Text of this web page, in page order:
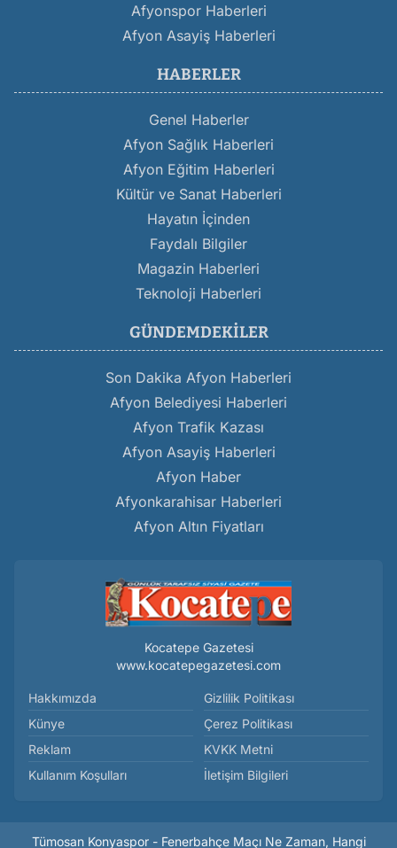
Afyonspor Haberleri
Afyon Asayiş Haberleri
HABERLER
Genel Haberler
Afyon Sağlık Haberleri
Afyon Eğitim Haberleri
Kültür ve Sanat Haberleri
Hayatın İçinden
Faydalı Bilgiler
Magazin Haberleri
Teknoloji Haberleri
GÜNDEMDEKILER
Son Dakika Afyon Haberleri
Afyon Belediyesi Haberleri
Afyon Trafik Kazası
Afyon Asayiş Haberleri
Afyon Haber
Afyonkarahisar Haberleri
Afyon Altın Fiyatları
Kocatepe Gazetesi
www.kocatepegazetesi.com
Hakkımızda
Künye
Reklam
Kullanım Koşulları
Gizlilik Politikası
Çerez Politikası
KVKK Metni
İletişim Bilgileri
Tümosan Konyaspor - Fenerbahçe Maçı Ne Zaman, Hangi